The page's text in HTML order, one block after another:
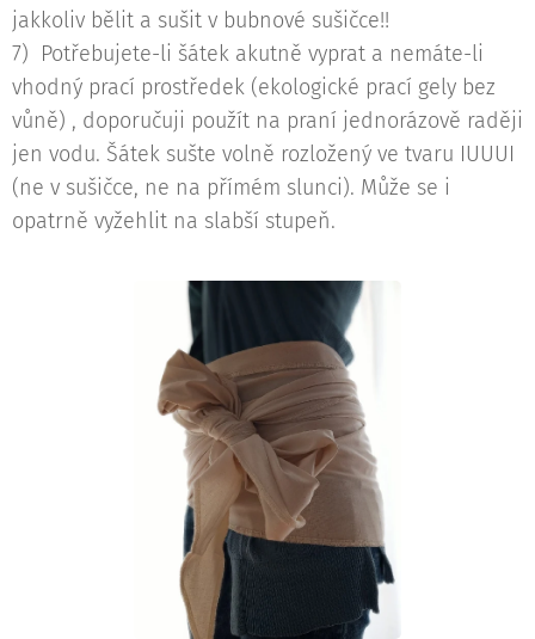
jakkoliv bělit a sušit v bubnové sušičce!!
7) Potřebujete-li šátek akutně vyprat a nemáte-li
vhodný prací prostředek (ekologické prací gely bez
vůně) , doporučuji použít na praní jednorázově raději
jen vodu. Šátek sušte volně rozložený ve tvaru IUUUI
(ne v sušičce, ne na přímém slunci). Může se i
opatrně vyžehlit na slabší stupeň.